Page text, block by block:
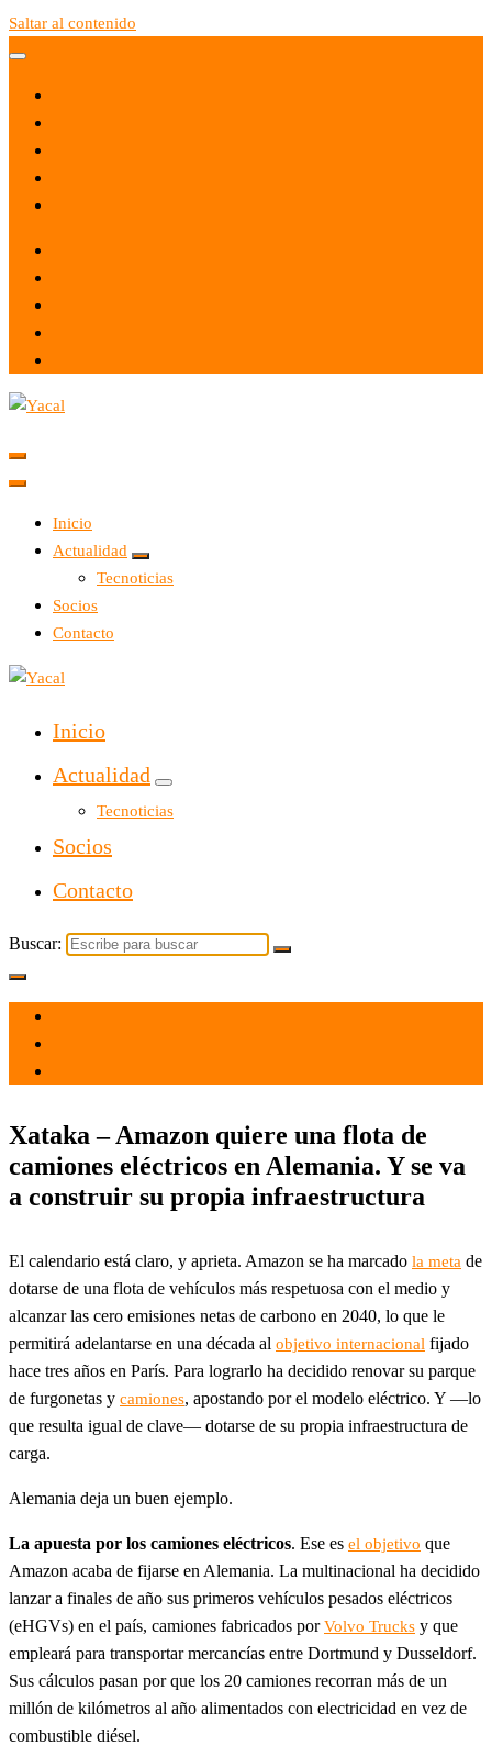
Saltar al contenido
Yacal micro hosting
Inicio
Actualidad
Tecnoticias
Socios
Contacto
Yacal micro hosting
Inicio
Actualidad
Tecnoticias
Socios
Contacto
Buscar:
Xataka – Amazon quiere una flota de
camiones eléctricos en Alemania. Y se va
a construir su propia infraestructura
El calendario está claro, y aprieta. Amazon se ha marcado la meta de
dotarse de una flota de vehículos más respetuosa con el medio y
alcanzar las cero emisiones netas de carbono en 2040, lo que le
permitirá adelantarse en una década al objetivo internacional fijado
hace tres años en París. Para lograrlo ha decidido renovar su parque
de furgonetas y camiones, apostando por el modelo eléctrico. Y —lo
que resulta igual de clave— dotarse de su propia infraestructura de
carga.
Alemania deja un buen ejemplo.
La apuesta por los camiones eléctricos. Ese es el objetivo que
Amazon acaba de fijarse en Alemania. La multinacional ha decidido
lanzar a finales de año sus primeros vehículos pesados eléctricos
(eHGVs) en el país, camiones fabricados porVolvo Trucks y que
empleará para transportar mercancías entre Dortmund y Dusseldorf.
Sus cálculos pasan por que los 20 camiones recorran más de un
millón de kilómetros al año alimentados con electricidad en vez de
combustible diésel.